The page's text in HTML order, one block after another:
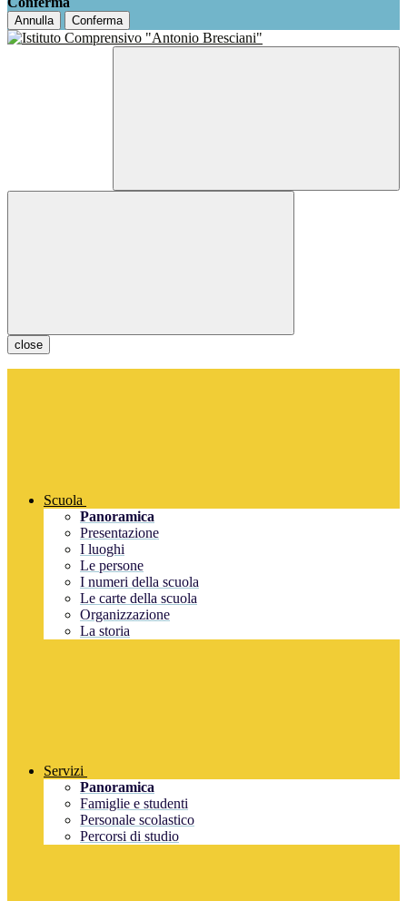
Annulla Conferma
close
Scuola
Panoramica
Presentazione
I luoghi
Le persone
I numeri della scuola
Le carte della scuola
Organizzazione
La storia
Servizi
Panoramica
Famiglie e studenti
Personale scolastico
Percorsi di studio